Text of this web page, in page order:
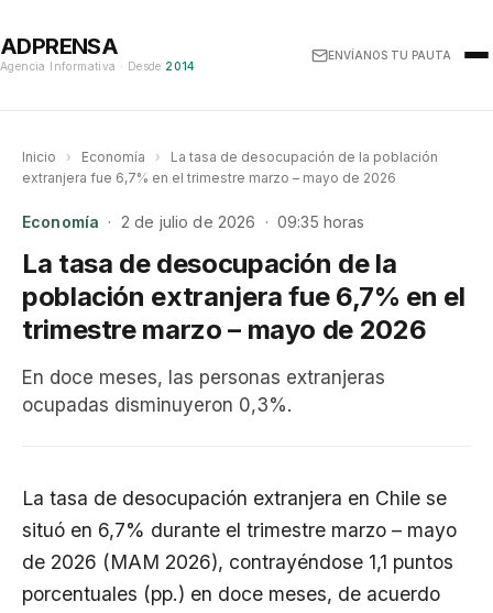
ADPRENSA
Agencia Informativa · Desde 2014
ENVÍANOS TU PAUTA
Inicio › Economía ›
La tasa de desocupación de la población
extranjera fue 6,7% en el trimestre marzo – mayo de 2026
Economía · 2 de julio de 2026 · 09:35 horas
La tasa de desocupación de la
población extranjera fue 6,7% en el
trimestre marzo – mayo de 2026
En doce meses, las personas extranjeras
ocupadas disminuyeron 0,3%.
La tasa de desocupación extranjera en Chile se
situó en 6,7% durante el trimestre marzo – mayo
de 2026 (MAM 2026), contrayéndose 1,1 puntos
porcentuales (pp.) en doce meses, de acuerdo